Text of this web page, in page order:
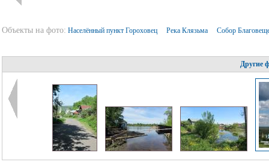
Объекты на фото: Населённый пункт Гороховец Река Клязьма Собор
Другие